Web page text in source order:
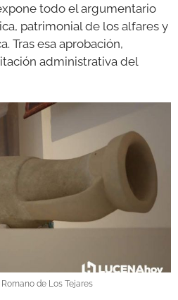
todo el argumentario
patrimonial de los alfares y
Tras esa aprobación,
administrativa del
de Los Tejares